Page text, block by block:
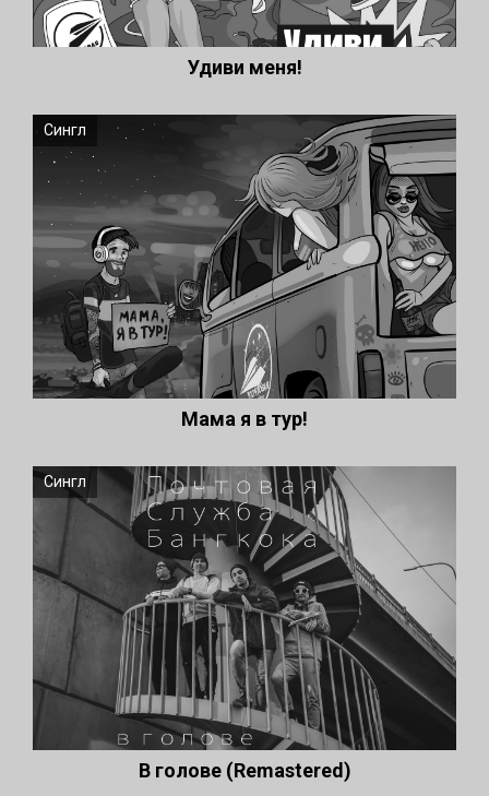
Удиви меня!
Сингл
Мама я в тур!
Сингл
В голове (Remastered)